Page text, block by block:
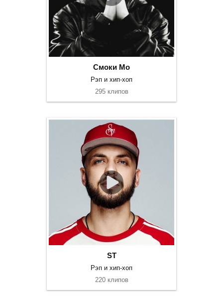
Смоки Мо
Рэп и хип-хоп
295 клипов
ST
Рэп и хип-хоп
220 клипов